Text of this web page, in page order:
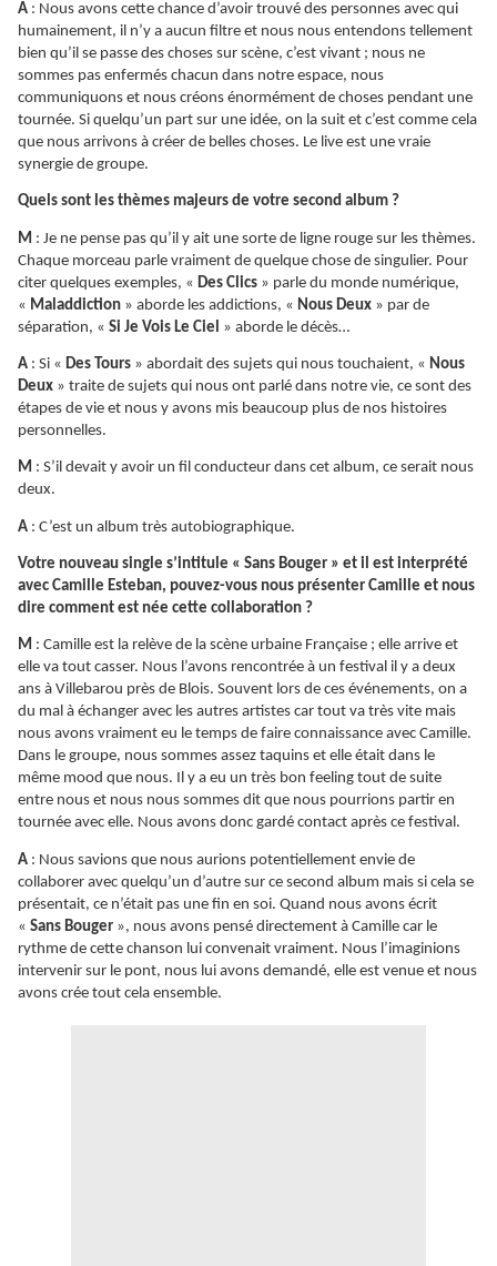
A : Nous avons cette chance d’avoir trouvé des personnes avec qui
humainement, il n’y a aucun filtre et nous nous entendons tellement
bien qu’il se passe des choses sur scène, c’est vivant ; nous ne
sommes pas enfermés chacun dans notre espace, nous
communiquons et nous créons énormément de choses pendant une
tournée. Si quelqu’un part sur une idée, on la suit et c’est comme cela
que nous arrivons à créer de belles choses. Le live est une vraie
synergie de groupe.
Quels sont les thèmes majeurs de votre second album ?
M : Je ne pense pas qu’il y ait une sorte de ligne rouge sur les thèmes.
Chaque morceau parle vraiment de quelque chose de singulier. Pour
citer quelques exemples, « Des Clics » parle du monde numérique,
« Maladdiction » aborde les addictions, « Nous Deux » par de
séparation, « Si Je Vois Le Ciel » aborde le décès…
A : Si « Des Tours » abordait des sujets qui nous touchaient, « Nous
Deux » traite de sujets qui nous ont parlé dans notre vie, ce sont des
étapes de vie et nous y avons mis beaucoup plus de nos histoires
personnelles.
M : S’il devait y avoir un fil conducteur dans cet album, ce serait nous
deux.
A : C’est un album très autobiographique.
Votre nouveau single s’intitule « Sans Bouger » et il est interprété
avec Camille Esteban, pouvez-vous nous présenter Camille et nous
dire comment est née cette collaboration ?
M : Camille est la relève de la scène urbaine Française ; elle arrive et
elle va tout casser. Nous l’avons rencontrée à un festival il y a deux
ans à Villebarou près de Blois. Souvent lors de ces événements, on a
du mal à échanger avec les autres artistes car tout va très vite mais
nous avons vraiment eu le temps de faire connaissance avec Camille.
Dans le groupe, nous sommes assez taquins et elle était dans le
même mood que nous. Il y a eu un très bon feeling tout de suite
entre nous et nous nous sommes dit que nous pourrions partir en
tournée avec elle. Nous avons donc gardé contact après ce festival.
A : Nous savions que nous aurions potentiellement envie de
collaborer avec quelqu’un d’autre sur ce second album mais si cela se
présentait, ce n’était pas une fin en soi. Quand nous avons écrit
« Sans Bouger », nous avons pensé directement à Camille car le
rythme de cette chanson lui convenait vraiment. Nous l’imaginions
intervenir sur le pont, nous lui avons demandé, elle est venue et nous
avons crée tout cela ensemble.